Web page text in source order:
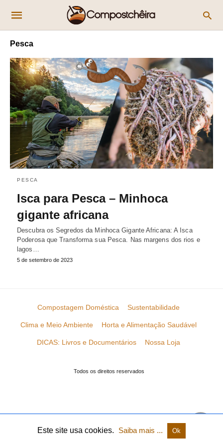
Pesca
PESCA
Isca para Pesca – Minhoca
gigante africana
Descubra os Segredos da Minhoca Gigante Africana: A Isca
Poderosa que Transforma sua Pesca. Nas margens dos rios e
lagos…
5 de setembro de 2023
Compostagem Doméstica Sustentabilidade
Clima e Meio Ambiente Horta e Alimentação Saudável
DICAS: Livros e Documentários Nossa Loja
Todos os direitos reservados
Este site usa cookies. Saiba mais ... Ok